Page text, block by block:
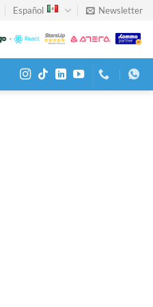
Español Newsletter